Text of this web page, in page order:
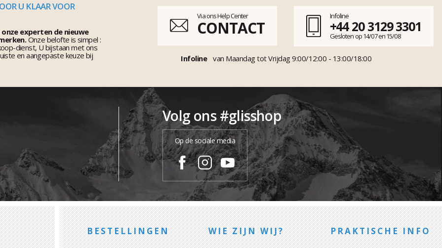
U KLAAR VOOR
experten de nieuwe
Onze belofte is simpel :
dienst, U bijstaan met ons
en aangepaste keuze bij
Via ons Help Center
CONTACT
Infoline
+44 20 3129 3301
Gesloten op 14/07 en 15/08
Infoline van Maandag tot Vrijdag 9:00/12:00 - 13:00/18:00
Volg ons #glisshop
Op de sociale media
BESTELLINGEN WIE ZIJN WIJ? PRAKTISCHE INFO